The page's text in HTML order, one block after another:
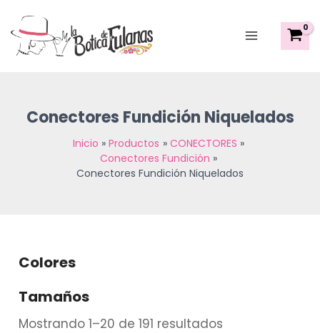
contenido
Menu
Conectores Fundición Niquelados
Inicio Productos
CONECTORES
Conectores Fundición
Conectores Fundición Niquelados
Colores
Tamaños
Mostrando 1–20 de 191 resultados
latest